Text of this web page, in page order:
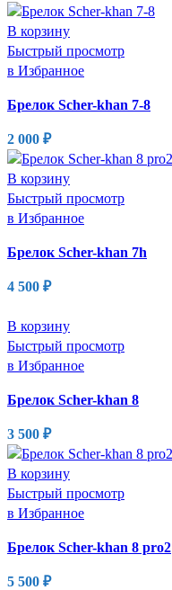
В корзину
Быстрый просмотр
в Избранное
Брелок Scher-khan 7-8
2 000 ₽
В корзину
Быстрый просмотр
в Избранное
Брелок Scher-khan 7h
4 500 ₽
В корзину
Быстрый просмотр
в Избранное
Брелок Scher-khan 8
3 500 ₽
В корзину
Быстрый просмотр
в Избранное
Брелок Scher-khan 8 pro2
5 500 ₽